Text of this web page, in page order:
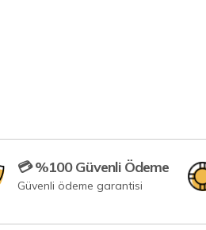
💳 %100 Güvenli Ödeme
Güvenli ödeme garantisi